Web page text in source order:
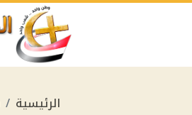
الرئيسية